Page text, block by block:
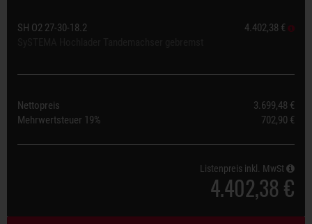
SH O2 27-30-18.2
4.402,38 €
Nettopreis
3.699,48 €
Mehrwertsteuer 19% 702,90 €
Listenpreis inkl. MwSt
4.402,38 €